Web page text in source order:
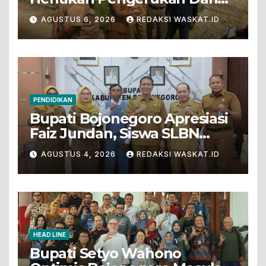
Penjualan Tanah Dari Lahan
Pertanian
AGUSTUS 6, 2026 REDAKSI WASKAT.ID
PENDIDIKAN
Bupati Bojonegoro Apresiasi
Faiz Jundan, Siswa SLBN
Gunungsari Baureno Masuk
LKS Diksus Tingkat Nasional
AGUSTUS 4, 2026 REDAKSI WASKAT.ID
HEAD LINE
Bupati Setyo Wahono